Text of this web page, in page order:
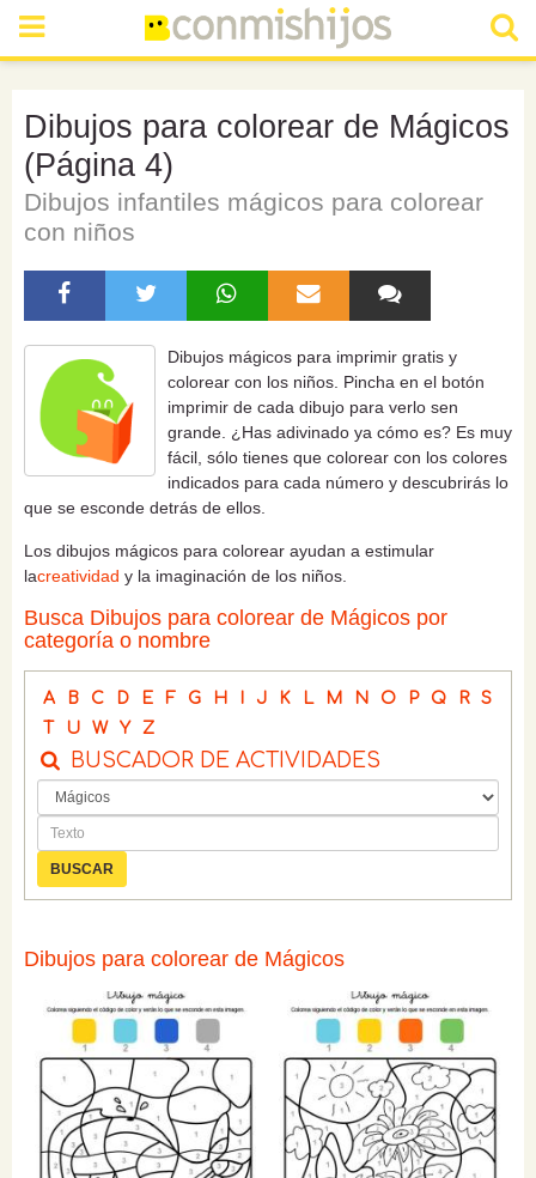
Dibujos para colorear de Mágicos
(Página 4)
Dibujos infantiles mágicos para colorear
con niños
Dibujos mágicos para imprimir gratis y
colorear con los niños. Pincha en el botón
imprimir de cada dibujo para verlo sen
grande. ¿Has adivinado ya cómo es? Es muy
fácil, sólo tienes que colorear con los colores
indicados para cada número y descubrirás lo
que se esconde detrás de ellos.
Los dibujos mágicos para colorear ayudan a estimular
lacreatividad y la imaginación de los niños.
Busca Dibujos para colorear de Mágicos por
categoría o nombre
A B C D E F G H I J K L M N O P Q R
S
T
U W Y Z
BUSCADOR DE ACTIVIDADES
Dibujos para colorear de Mágicos